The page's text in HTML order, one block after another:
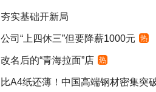
夯实基础开新局
公司“上四休三”但要降薪1000元 热
改名后的“青海拉面”店 热
比A4纸还薄！中国高端钢材密集突